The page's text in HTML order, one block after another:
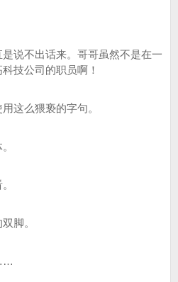
说不出话来。哥哥虽然不是在一
技公司的职员啊！
这么猥亵的字句。
脚。